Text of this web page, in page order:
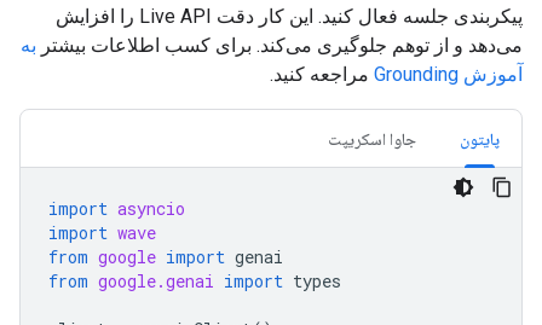
پیکربندی جلسه فعال کنید. این کار دقت Live API را افزایش
می‌دهد و از توهم جلوگیری می‌کند. برای کسب اطلاعات بیشتر به
آموزش Grounding
مراجعه کنید.
پایتون جاوا اسکریپت
import asyncio
import wave
from google import genai
from google.genai import types